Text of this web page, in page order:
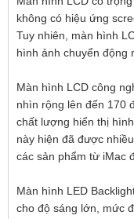
không có hiệu ứng
Tuy nhiên, màn hình
hình ảnh chuyển động
Màn hình LCD công
nhìn rộng lên đến 170
chất lượng hiển thị
này hiện đã được
các sản phẩm từ iMac
Màn hình LED
cho độ sáng lớn, mức